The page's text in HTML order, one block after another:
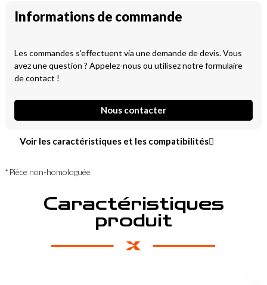
Informations de commande
Les commandes s’effectuent via une demande de devis. Vous
avez une question ? Appelez-nous ou utilisez notre formulaire
de contact !
Nous contacter
Voir les caractéristiques et les compatibilités
*Pièce non-homologuée
Caractéristiques
produit